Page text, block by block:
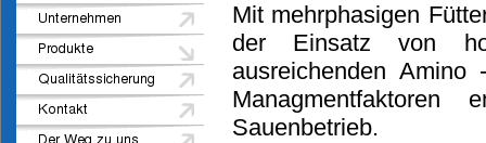
Mit mehrphasigen
der Einsatz von
ausreichenden
Sauenbetrieb.